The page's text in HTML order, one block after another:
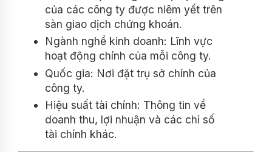
của các công ty được niêm yết trên
sàn giao dịch chứng khoán.
Ngành nghề kinh doanh: Lĩnh vực
hoạt động chính của mỗi công ty.
Quốc gia: Nơi đặt trụ sở chính của
công ty.
Hiệu suất tài chính: Thông tin về
doanh thu, lợi nhuận và các chỉ số
tài chính khác.